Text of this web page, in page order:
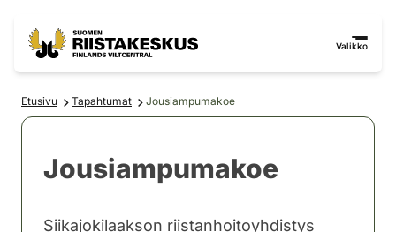
Valikko
Etusivu Tapahtumat Jousiampumakoe
Jousiampumakoe
Siikajokilaakson riistanhoitoyhdistys